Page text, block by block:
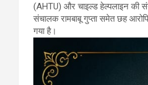
(AHTU) और चाइल्ड हेल्पलाइन की
संचालक रामबाबू गुप्ता समेत छह
गया है।